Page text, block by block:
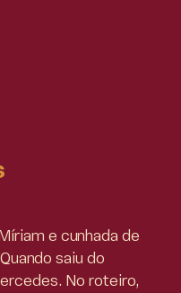
e cunhada de
saiu do
No roteiro,